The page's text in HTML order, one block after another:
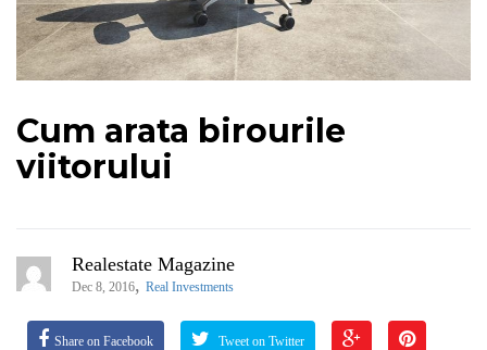
Cum arata birourile
viitorului
Realestate Magazine
Dec 8, 2016, Real Investments
Share on Facebook Tweet on Twitter